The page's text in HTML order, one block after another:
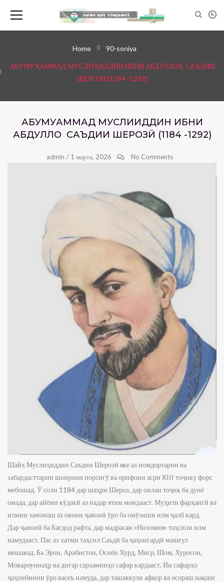
Home 90-soniya
АБУМУҲАММАД МУСЛИҲИДДИН ИБНИ АБДУЛЛОҲ САЪДИИ
ШЕРОЗӢ (1184 -1292)
АБУМУҲАММАД МУСЛИҲИДДИН ИБНИ
АБДУЛЛОҲ САЪДИИ ШЕРОЗӢ (1184 -1292)
admin / 1 марта, 2026 No Comments
Шайх Муслиҳиддин Саъдии Шерозӣ яке аз номдортарин ва
забардасттарин шоирони порсигӯ ва орифони асри XIII тоҷику форс
мебошад. Ӯ соли 1184 дар шаҳри Шероз, дар оилаи тоҷик ба дунё
омада, дар айёми кӯдакӣ аз падар ятим мондааст. Муҳити фарҳангӣ ва
илмии замонаш аз овони ҷавонӣ ӯро ба омӯзиши илм ҷалб кард.
Дар ҷавонӣ ба Бағдод рафта, дар мадрасаи «Низомия» таҳсили илм
намудааст. Пас аз хатми таҳсил Саъдӣ ба ҷаҳонгардӣ машғул
мешавад. Ба Эрон, Арабистон, Осиёи Хурд, Миср, Шом, Хуросон,
Мовароуннаҳр ва дигар сарзаминҳо сафар кардааст. Ин сафарҳо
ҷаҳонбинии ӯро васеъ намуда, дар ташаккули афкор ва осораш нақши